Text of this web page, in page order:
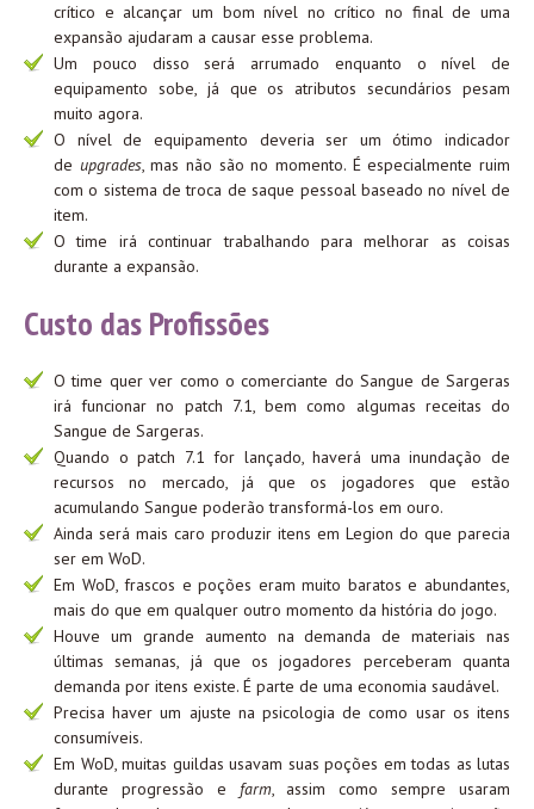
crítico e alcançar um bom nível no crítico no final de uma
expansão ajudaram a causar esse problema.
Um pouco disso será arrumado enquanto o nível de
equipamento sobe, já que os atributos secundários pesam
muito agora.
O nível de equipamento deveria ser um ótimo indicador
de upgrades, mas não são no momento. É especialmente ruim
com o sistema de troca de saque pessoal baseado no nível de
item.
O time irá continuar trabalhando para melhorar as coisas
durante a expansão.
Custo das Profissões
O time quer ver como o comerciante do Sangue de Sargeras
irá funcionar no patch 7.1, bem como algumas receitas do
Sangue de Sargeras.
Quando o patch 7.1 for lançado, haverá uma inundação de
recursos no mercado, já que os jogadores que estão
acumulando Sangue poderão transformá-los em ouro.
Ainda será mais caro produzir itens em Legion do que parecia
ser em WoD.
Em WoD, frascos e poções eram muito baratos e abundantes,
mais do que em qualquer outro momento da história do jogo.
Houve um grande aumento na demanda de materiais nas
últimas semanas, já que os jogadores perceberam quanta
demanda por itens existe. É parte de uma economia saudável.
Precisa haver um ajuste na psicologia de como usar os itens
consumíveis.
Em WoD, muitas guildas usavam suas poções em todas as lutas
durante progressão e farm, assim como sempre usaram